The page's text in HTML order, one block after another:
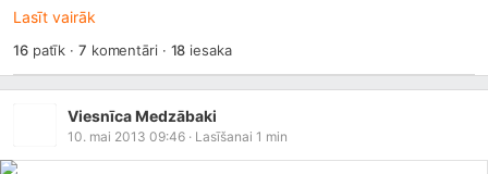
Lasīt vairāk
16patīk · 7 komentāri · 18 iesaka
Viesnīca Medzābaki
10. mai 2013 09:46 · Lasīšanai 1 min